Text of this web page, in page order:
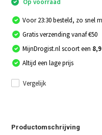
Op voorraad
Voor 23:30 besteld, zo snel
Gratis verzending vanaf €50
MijnDrogist.nl scoort een
Altijd een lage prijs
Vergelijk
Productomschrijving